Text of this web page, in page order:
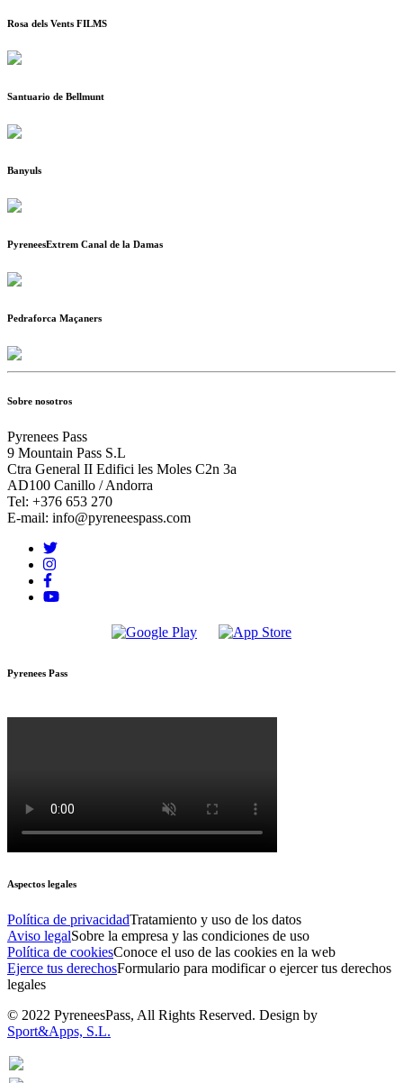
Rosa dels Vents FILMS
Santuario de Bellmunt
Banyuls
PyreneesExtrem Canal de la Damas
Pedraforca Maçaners
Sobre nosotros
Pyrenees Pass
9 Mountain Pass S.L
Ctra General II Edifici les Moles C2n 3a
AD100 Canillo / Andorra
Tel: +376 653 270
E-mail: info@pyreneespass.com
Pyrenees Pass
Aspectos legales
Política de privacidadTratamiento y uso de los datos
Aviso legalSobre la empresa y las condiciones de uso
Política de cookiesConoce el uso de las cookies en la web
Ejerce tus derechosFormulario para modificar o ejercer tus derechos
legales
© 2022 PyreneesPass, All Rights Reserved. Design by
Sport&Apps, S.L.